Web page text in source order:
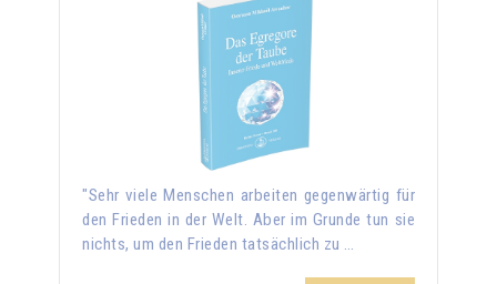
"Sehr viele Menschen arbeiten gegenwärtig für
den Frieden in der Welt. Aber im Grunde tun sie
nichts, um den Frieden tatsächlich zu …